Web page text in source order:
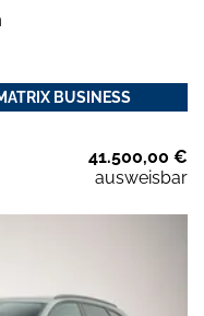
BUSINESS
41.500,00 €
ausweisbar